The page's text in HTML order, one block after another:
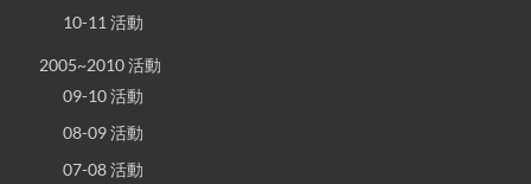
10-11 活動
2005~2010 活動
09-10 活動
08-09 活動
07-08 活動